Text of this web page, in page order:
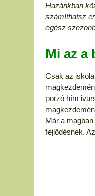
Hazánkban
számíthatsz
egész
Mi az a
Csak az
porzó hím
Már a
fejlődésnek.